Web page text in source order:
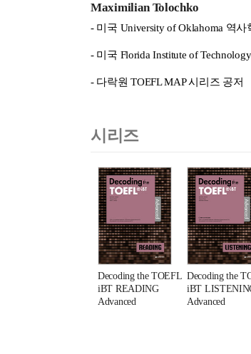
Maximilian Tolochko
- 미국 University of Oklahoma 역사
- 미국 Florida Institute of Technology
- 다락원TOEFL MAP시리즈 공저
시리즈
Decoding the TOEFL
iBT READING
Advanced
Decoding the
iBT
Advanced